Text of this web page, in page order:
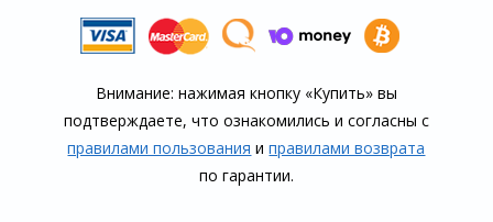
Внимание: нажимая кнопку «Купить» вы
подтверждаете, что озна­комились и согласны с
правилами пользования иправилами воз­врата
по гарантии.